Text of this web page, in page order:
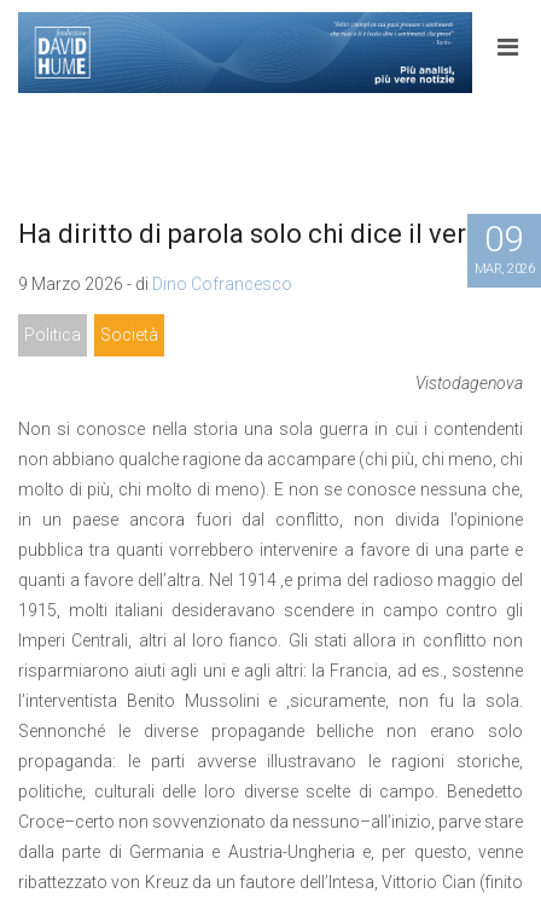
09
MAR, 2026
Ha diritto di parola solo chi dice il vero?
9 Marzo 2026 - di Dino Cofrancesco
Politica Società
Vistodagenova
Non si conosce nella storia una sola guerra in cui i contendenti
non abbiano qualche ragione da accampare (chi più, chi meno, chi
molto di più, chi molto di meno). E non se conosce nessuna che,
in un paese ancora fuori dal conflitto, non divida l’opinione
pubblica tra quanti vorrebbero intervenire a favore di una parte e
quanti a favore dell’altra. Nel 1914 ,e prima del radioso maggio del
1915, molti italiani desideravano scendere in campo contro gli
Imperi Centrali, altri al loro fianco. Gli stati allora in conflitto non
risparmiarono aiuti agli uni e agli altri: la Francia, ad es., sostenne
l’interventista Benito Mussolini e ,sicuramente, non fu la sola.
Sennonché le diverse propagande belliche non erano solo
propaganda: le parti avverse illustravano le ragioni storiche,
politiche, culturali delle loro diverse scelte di campo. Benedetto
Croce–certo non sovvenzionato da nessuno–all’inizio, parve stare
dalla parte di Germania e Austria-Ungheria e, per questo, venne
ribattezzato von Kreuz da un fautore dell’Intesa, Vittorio Cian (finito